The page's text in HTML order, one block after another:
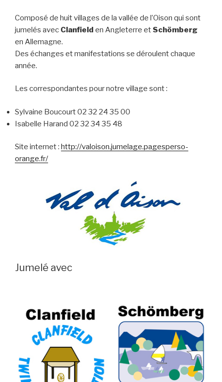
Composé de huit villages de la vallée de l’Oison qui sont
jumelés avec Clanfield en Angleterre et Schömberg
en Allemagne.
Des échanges et manifestations se déroulent chaque
année.
Les correspondantes pour notre village sont :
Sylvaine Boucourt 02 32 24 35 00
Isabelle Harand 02 32 34 35 48
Site internet : http://valoison.jumelage.pagesperso-
orange.fr/
Jumelé avec